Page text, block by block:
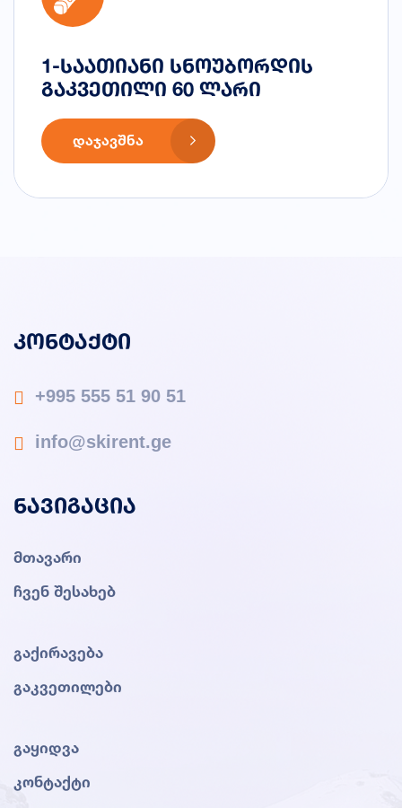
1-საათიანი სნოუბორდის
გაკვეთილი 60 ლარი
ᲓᲐᲯᲐᲕᲨᲜᲐ
კონტაქტი
+995 555 51 90 51
info@skirent.ge
ნავიგაცია
მთავარი
ჩვენ შესახებ
გაქირავება
გაკვეთილები
გაყიდვა
კონტაქტი